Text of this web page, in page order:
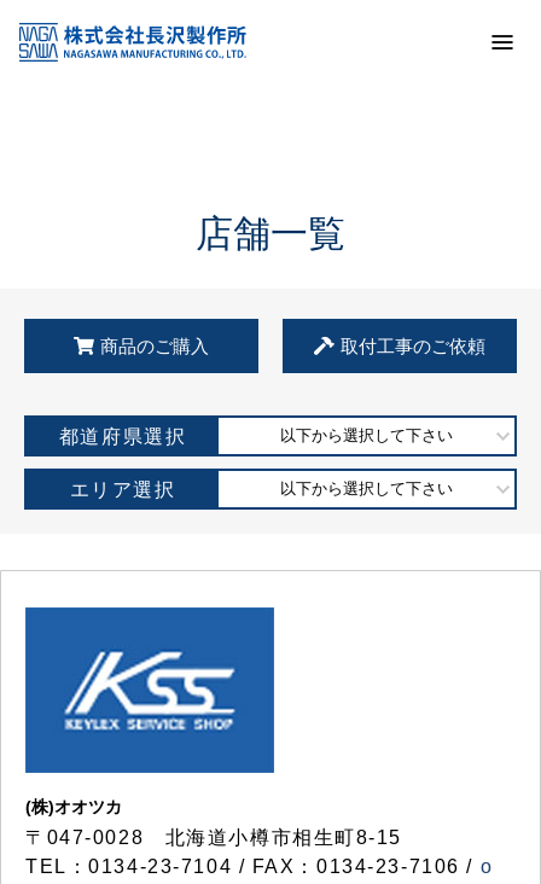
KSS加盟店・取扱店情報
店舗一覧
店舗一覧
商品のご購入 取付工事のご依頼
都道府県選択 以下から選択して下さい
エリア選択 以下から選択して下さい
(株)オオツカ
〒047-0028 北海道小樽市相生町8-15
TEL：0134-23-7104 / FAX：0134-23-7106 / o